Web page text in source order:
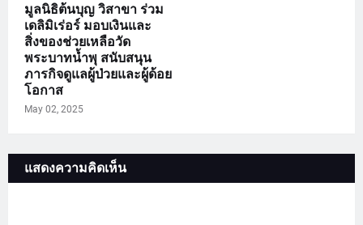
มูลนิธิต้นบุญ วิสาขา ร่วม
เดลิมิเร่อร์ มอบเงินและ
สิ่งของช่วยเหลือวัด
พระบาทน้ำพุ สนับสนุน
ภารกิจดูแลผู้ป่วยและผู้ด้อย
โอกาส
May 02, 2025
แสดงความคิดเห็น